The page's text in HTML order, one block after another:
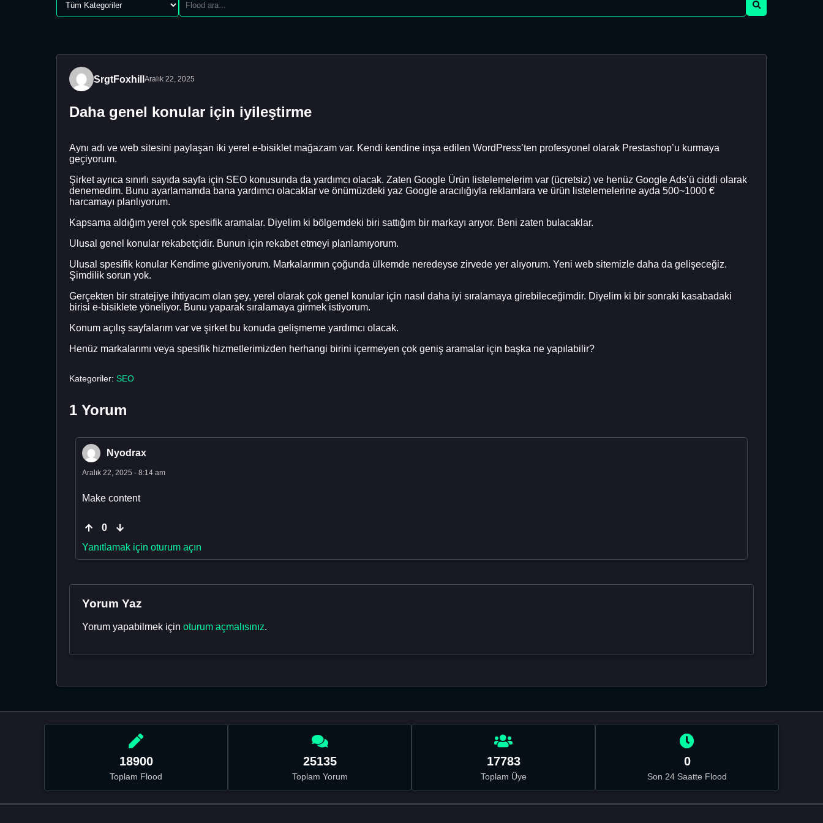
SrgtFoxhill Aralık 22, 2025
Daha genel konular için iyileştirme
Aynı adı ve web sitesini paylaşan iki yerel e-bisiklet mağazam var. Kendi kendine inşa edilen WordPress’ten profesyonel olarak Prestashop’u kurmaya
geçiyorum.
Şirket ayrıca sınırlı sayıda sayfa için SEO konusunda da yardımcı olacak. Zaten Google Ürün listelemelerim var (ücretsiz) ve henüz Google Ads’ü ciddi olarak
denemedim. Bunu ayarlamamda bana yardımcı olacaklar ve önümüzdeki yaz Google aracılığıyla reklamlara ve ürün listelemelerine ayda 500~1000 €
harcamayı planlıyorum.
Kapsama aldığım yerel çok spesifik aramalar. Diyelim ki bölgemdeki biri sattığım bir markayı arıyor. Beni zaten bulacaklar.
Ulusal genel konular rekabetçidir. Bunun için rekabet etmeyi planlamıyorum.
Ulusal spesifik konular Kendime güveniyorum. Markalarımın çoğunda ülkemde neredeyse zirvede yer alıyorum. Yeni web sitemizle daha da gelişeceğiz.
Şimdilik sorun yok.
Gerçekten bir stratejiye ihtiyacım olan şey, yerel olarak çok genel konular için nasıl daha iyi sıralamaya girebileceğimdir. Diyelim ki bir sonraki kasabadaki
birisi e-bisiklete yöneliyor. Bunu yaparak sıralamaya girmek istiyorum.
Konum açılış sayfalarım var ve şirket bu konuda gelişmeme yardımcı olacak.
Henüz markalarımı veya spesifik hizmetlerimizden herhangi birini içermeyen çok geniş aramalar için başka ne yapılabilir?
Kategoriler: SEO
1 Yorum
Nyodrax
Aralık 22, 2025 - 8:14 am
Make content
0
Yanıtlamak için oturum açın
Yorum Yaz
Yorum yapabilmek için oturum açmalısınız.
18900
Toplam Flood
25135
Toplam Yorum
17783
Toplam Üye
0
Son 24 Saatte Flood